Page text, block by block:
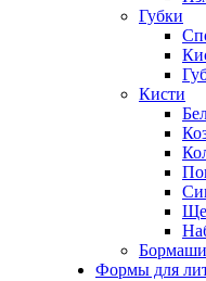
Губки
Кисти
Формы для